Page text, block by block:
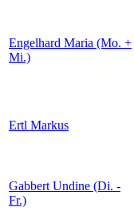
Engelhard Maria (Mo. +
Mi.)
Ertl Markus
Gabbert Undine (Di. -
Fr.)